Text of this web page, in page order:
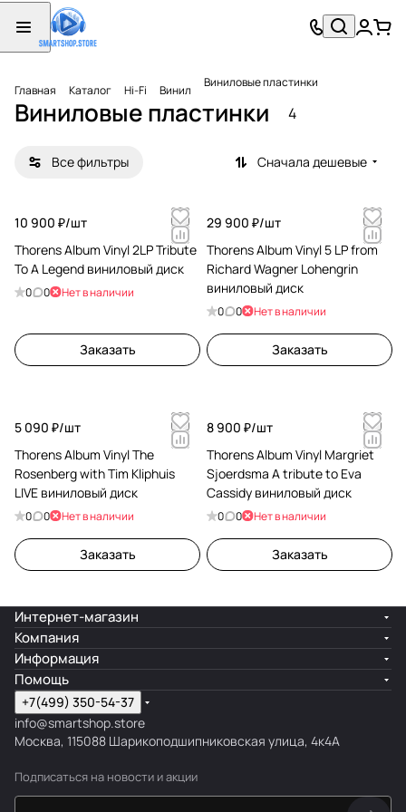
Главная Каталог Hi-Fi Винил Виниловые пластинки
Виниловые пластинки 4
Все фильтры Сначала дешевые
10 900 ₽/шт
Thorens Album Vinyl 2LP Tribute
To A Legend виниловый диск
0 0 Нет в наличии
Заказать
29 900 ₽/шт
Thorens Album Vinyl 5 LP from
Richard Wagner Lohengrin
виниловый диск
0 0 Нет в наличии
Заказать
5 090 ₽/шт
Thorens Album Vinyl The
Rosenberg with Tim Kliphuis
LIVE виниловый диск
0 0 Нет в наличии
Заказать
8 900 ₽/шт
Thorens Album Vinyl Margriet
Sjoerdsma A tribute to Eva
Cassidy виниловый диск
0 0 Нет в наличии
Заказать
Интернет-магазин
Компания
Информация
Помощь
+7(499) 350-54-37
info@smartshop.store
Москва, 115088 Шарикоподшипниковская улица, 4к4А
Подписаться на новости и акции